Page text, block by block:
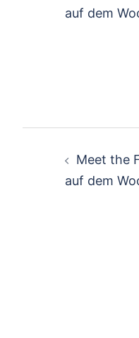
auf dem
Meet the
auf dem